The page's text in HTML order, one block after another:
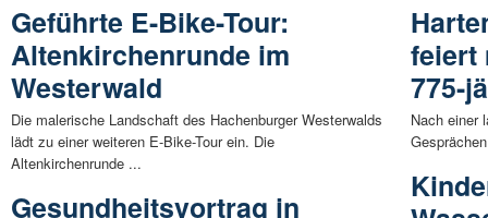
Geführte E-Bike-Tour:
Altenkirchenrunde im
Westerwald
Die malerische Landschaft des Hachenburger Westerwalds
lädt zu einer weiteren E-Bike-Tour ein. Die
Altenkirchenrunde ...
Gesundheitsvortrag in
feiert
775-
Nach einer